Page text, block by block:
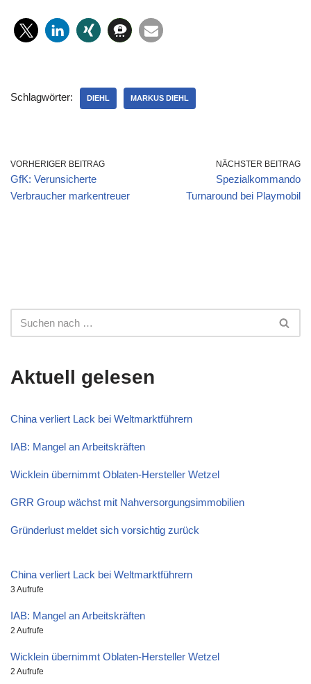
Schlagwörter: DIEHL MARKUS DIEHL
VORHERIGER BEITRAG
GfK: Verunsicherte
Verbraucher markentreuer
NÄCHSTER BEITRAG
Spezialkommando
Turnaround bei Playmobil
Aktuell gelesen
China verliert Lack bei Weltmarktführern
IAB: Mangel an Arbeitskräften
Wicklein übernimmt Oblaten-Hersteller Wetzel
GRR Group wächst mit Nahversorgungsimmobilien
Gründerlust meldet sich vorsichtig zurück
China verliert Lack bei Weltmarktführern
3 Aufrufe
IAB: Mangel an Arbeitskräften
2 Aufrufe
Wicklein übernimmt Oblaten-Hersteller Wetzel
2 Aufrufe